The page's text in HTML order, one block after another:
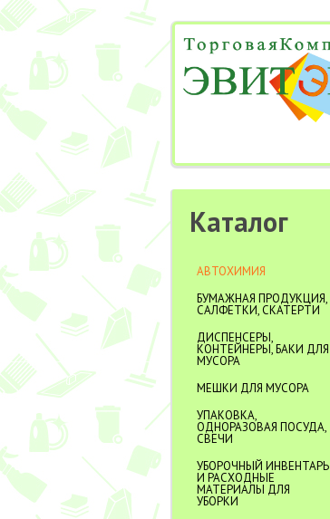
Каталог
АВТОХИМИЯ
БУМАЖНАЯ ПРОДУКЦИЯ,
САЛФЕТКИ, СКАТЕРТИ
ДИСПЕНСЕРЫ,
КОНТЕЙНЕРЫ, БАКИ ДЛЯ
МУСОРА
МЕШКИ ДЛЯ МУСОРА
УПАКОВКА,
ОДНОРАЗОВАЯ ПОСУДА,
СВЕЧИ
УБОРОЧНЫЙ ИНВЕНТАРЬ
И РАСХОДНЫЕ
МАТЕРИАЛЫ ДЛЯ
УБОРКИ